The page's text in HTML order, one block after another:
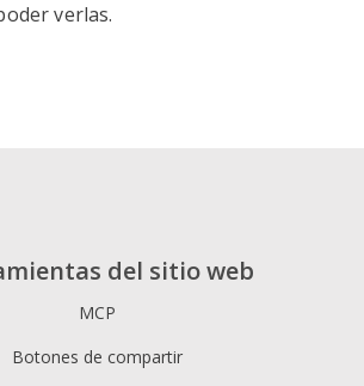
verlas.
del sitio web
MCP
Botones de compartir